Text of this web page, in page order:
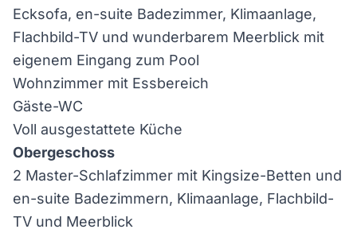
Ecksofa, en-suite Badezimmer, Klimaanlage,
Flachbild-TV und wunderbarem Meerblick mit
eigenem Eingang zum Pool
Wohnzimmer mit Essbereich
Gäste-WC
Voll ausgestattete Küche
Obergeschoss
2 Master-Schlafzimmer mit Kingsize-Betten und
en-suite Badezimmern, Klimaanlage, Flachbild-
TV und Meerblick